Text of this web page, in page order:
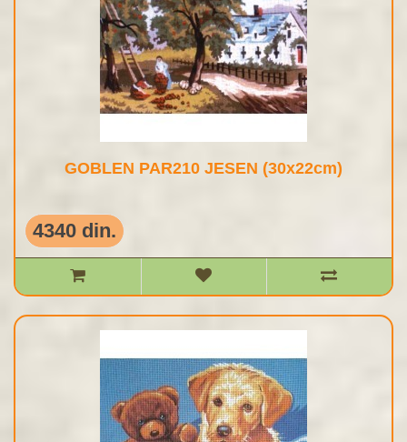
GOBLEN PAR210 JESEN (30x22cm)
4340 din.